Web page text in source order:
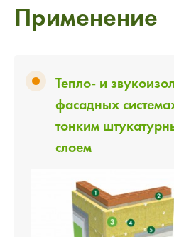
Применение
Тепло- и
фасадных
тонким
слоем